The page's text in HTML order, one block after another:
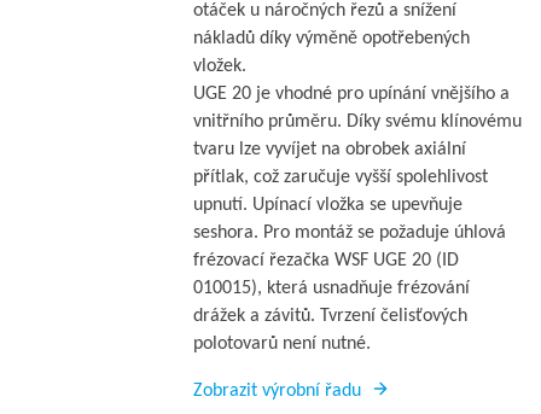
otáček u náročných řezů a snížení
nákladů díky výměně opotřebených
vložek.
UGE 20 je vhodné pro upínání vnějšího a
vnitřního průměru. Díky svému klínovému
tvaru lze vyvíjet na obrobek axiální
přítlak, což zaručuje vyšší spolehlivost
upnutí. Upínací vložka se upevňuje
seshora. Pro montáž se požaduje úhlová
frézovací řezačka WSF UGE 20 (ID
010015), která usnadňuje frézování
drážek a závitů. Tvrzení čelisťových
polotovarů není nutné.
Zobrazit výrobní řadu